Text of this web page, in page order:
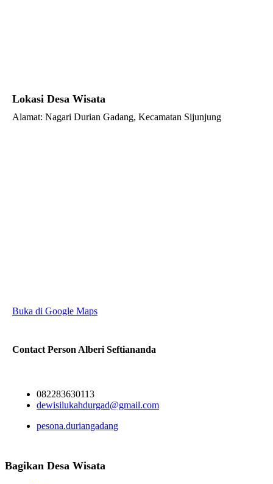
Lokasi Desa Wisata
Alamat: Nagari Durian Gadang, Kecamatan Sijunjung
Buka di Google Maps
Contact Person Alberi Seftiananda
082283630113
dewisilukahdurgad@gmail.com
pesona.duriangadang
Bagikan Desa Wisata